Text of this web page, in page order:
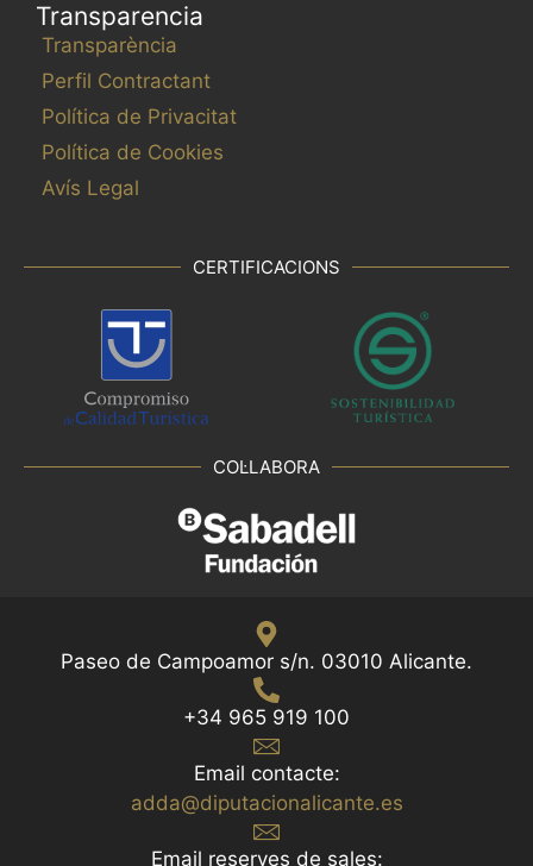
Transparencia
Transparència
Perfil Contractant
Política de Privacitat
Política de Cookies
Avís Legal
CERTIFICACIONS
COL·LABORA
Paseo de Campoamor s/n. 03010 Alicante.
+34 965 919 100
Email contacte:
adda@diputacionalicante.es
Email reserves de sales: